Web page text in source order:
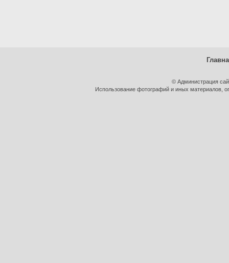
© Администрация
Использование фотографий и иных материалов,